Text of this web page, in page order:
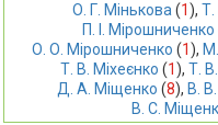
О. Г. Мінькова (1), Т.
П. І. Мірошниченко
О. О. Мірошниченко (1),
Т. В. Міхеєнко (1), Т.
Д. А. Міщенко (8), В.
В. С.